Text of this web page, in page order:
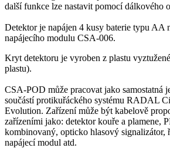
další funkce lze nastavit pomocí dálkového
Detektor je napájen 4 kusy baterie typu AA
napájecího modulu CSA-006.
Kryt detektoru je vyroben z plastu
plastu).
CSA-POD může pracovat jako samostatná
součástí protikuřáckého systému RADAL
Evolution. Zařízení může být kabelově
zařízeními jako: detektor kouře a plamene,
kombinovaný, opticko hlasový signalizátor,
napájecí modul atd.